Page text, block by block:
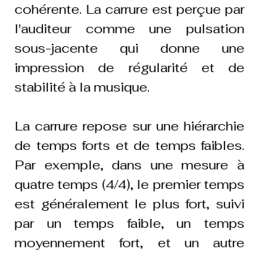
cohérente. La carrure est perçue par
l'auditeur comme une pulsation
sous-jacente qui donne une
impression de régularité et de
stabilité à la musique.
La carrure repose sur une hiérarchie
de temps forts et de temps faibles.
Par exemple, dans une mesure à
quatre temps (4/4), le premier temps
est généralement le plus fort, suivi
par un temps faible, un temps
moyennement fort, et un autre